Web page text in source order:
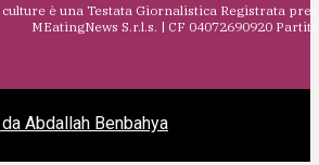
è una Testata Giornalistica Registrata
MEatingNews S.r.l.s. | CF 04072690920
Abdallah Benbahya